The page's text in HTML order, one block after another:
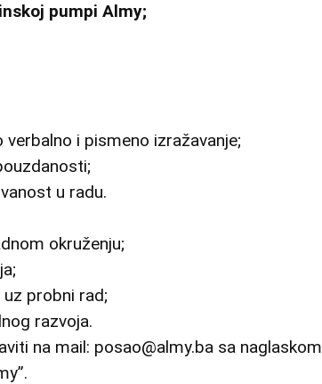
pumpi Almy;
i pismeno izražavanje;
u radu.
okruženju;
probni rad;
razvoja.
na mail: posao@almy.ba sa naglaskom